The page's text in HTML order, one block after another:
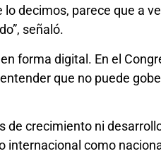
decimos, parece que a
señaló.
forma digital. En el
que no puede
crecimiento ni
internacional como